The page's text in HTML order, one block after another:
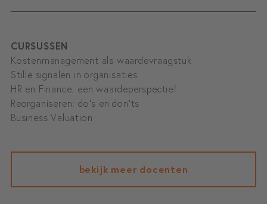
CURSUSSEN
Kostenmanagement als waardevraagstuk
Stille signalen in organisaties
HR en Finance: een waardeperspectief
Reorganiseren: do’s en don’ts
Business Valuation
bekijk meer docenten